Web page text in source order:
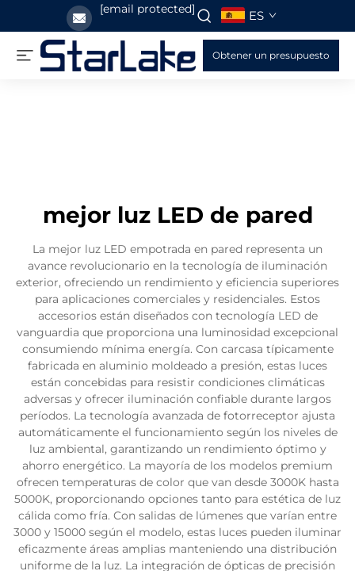
[email protected] ES
Obtener un presupuesto
mejor luz LED de pared
La mejor luz LED empotrada en pared representa un
avance revolucionario en la tecnología de iluminación
exterior, ofreciendo un rendimiento y eficiencia superiores
para aplicaciones comerciales y residenciales. Estos
accesorios están diseñados con tecnología LED de
vanguardia que proporciona una luminosidad excepcional
consumiendo mínima energía. Con carcasa típicamente
fabricada en aluminio moldeado a presión, estas luces
están concebidas para resistir condiciones climáticas
adversas y ofrecer iluminación confiable durante largos
períodos. La tecnología avanzada de fotorreceptor ajusta
automáticamente el funcionamiento según los niveles de
luz ambiental, garantizando un rendimiento óptimo y
ahorro energético. La mayoría de los modelos premium
ofrecen temperaturas de color que van desde 3000K hasta
5000K, proporcionando opciones tanto para estética de luz
cálida como fría. Con salidas de lúmenes que varían entre
3000 y 15000 según el modelo, estas luces pueden iluminar
eficazmente áreas amplias manteniendo una distribución
uniforme de la luz. La integración de ópticas de precisión